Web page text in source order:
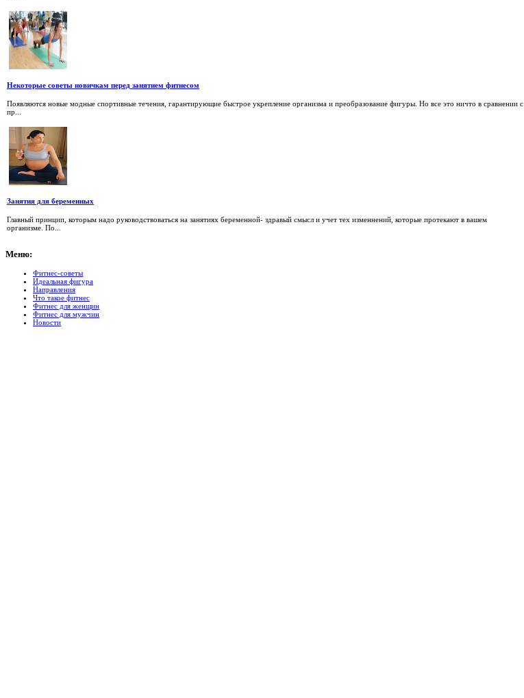
Некоторые советы новичкам перед занятием фитнесом
Появляются новые модные спортивные течения, гарантирующие быстрое укрепление организма и преобразование фигуры. Но все это ничто в сравнении с
пр...
Занятия для беременных
Главный принцип, которым надо руководствоваться на занятиях беременной- здравый смысл и учет тех изменнений, которые протекают в вашем
организме. По...
Меню:
Фитнес-советы
Идеальная фигура
Направления
Что такое фитнес
Фитнес для женщин
Фитнес для мужчин
Новости